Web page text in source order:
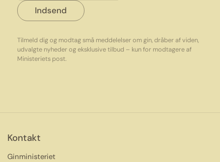
Indsend
Tilmeld dig og modtag små meddelelser om gin, dråber af viden,
udvalgte nyheder og eksklusive tilbud – kun for modtagere af
Ministeriets post.
Kontakt
Ginministeriet